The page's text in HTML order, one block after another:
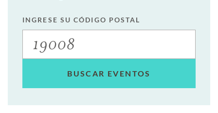
INGRESE SU CÓDIGO POSTAL
BUSCAR EVENTOS